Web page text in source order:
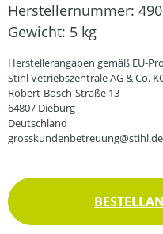
Herstellernummer:
Gewicht: 5 kg
Herstellerangaben gemäß EU-
Stihl Vetriebszentrale AG & Co.
Robert-Bosch-Straße 13
64807 Dieburg
Deutschland
grosskundenbetreuung@stihl.de